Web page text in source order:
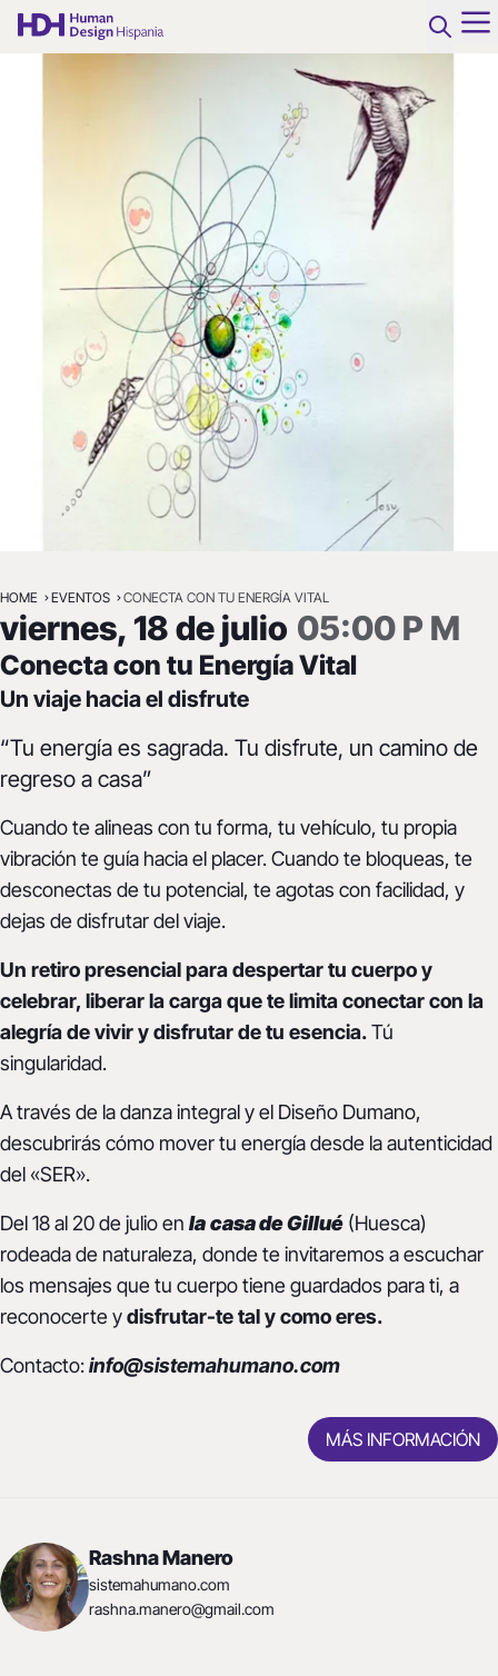
Conecta con tu Energía
Vital
HOME EVENTOS CONECTA CON TU ENERGÍA VITAL
viernes, 18 de julio 05:00 P M
Conecta con tu Energía Vital
Un viaje hacia el disfrute
“Tu energía es sagrada. Tu disfrute, un camino de
regreso a casa”
Cuando te alineas con tu forma, tu vehículo, tu propia
vibración te guía hacia el placer. Cuando te bloqueas, te
desconectas de tu potencial, te agotas con facilidad, y
dejas de disfrutar del viaje.
Un retiro presencial para despertar tu cuerpo y
celebrar, liberar la carga que te limita conectar con la
alegría de vivir y disfrutar de tu esencia.Tú
singularidad.
A través de la danza integral y el Diseño Dumano,
descubrirás cómo mover tu energía desde la autenticidad
del «SER».
Del 18 al 20 de julio en lacasa de Gillué (Huesca)
rodeada de naturaleza, donde te invitaremos a escuchar
los mensajes que tu cuerpo tiene guardados para ti, a
reconocerte ydisfrutar-te tal y como eres.
Contacto:info@sistemahumano.com
MÁS INFORMACIÓN
Rashna Manero
sistemahumano.com
rashna.manero@gmail.com